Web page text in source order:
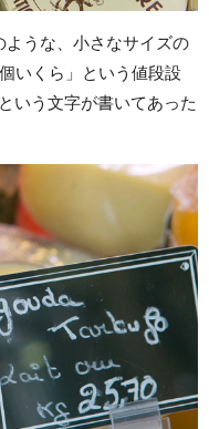
うな、小さなサイズの
いくら」という値段設
いう文字が書いてあった